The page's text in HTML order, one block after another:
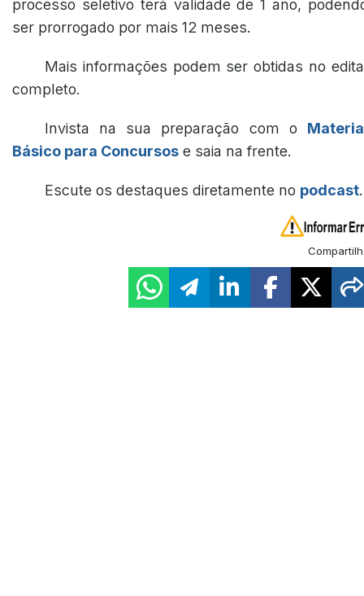
processo seletivo terá validade de 1 ano,
ser prorrogado por mais 12 meses.
Mais informações podem ser obtidas no
completo.
Invista na sua preparação com o
Básico para Concursos e saia na frente.
Escute os destaques diretamente no podcast.